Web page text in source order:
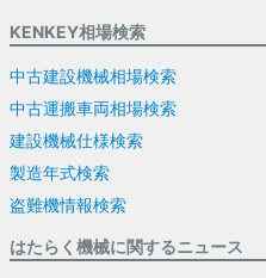
KENKEY相場検索
中古建設機械相場検索
中古運搬車両相場検索
建設機械仕様検索
製造年式検索
盗難機情報検索
はたらく機械に関するニュース